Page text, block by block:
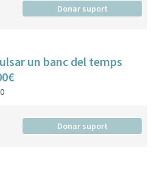
Donar suport
un banc del temps
0
Donar suport